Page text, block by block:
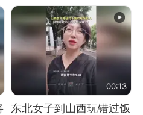
00:13
东北女子到山西玩错过饭